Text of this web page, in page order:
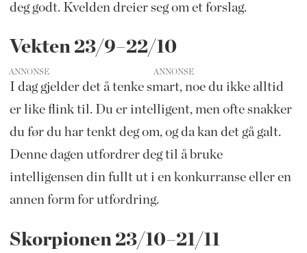
deg godt. Kvelden dreier seg om et forslag.
Vekten 23/9–22/10
ANNONSE
I dag gjelder det å tenke smart, noe du ikke alltid
er like flink til. Du er intelligent, men ofte snakker
du før du har tenkt deg om, og da kan det gå galt.
Denne dagen utfordrer deg til å bruke
intelligensen din fullt ut i en konkurranse eller en
annen form for utfordring.
Skorpionen 23/10–21/11